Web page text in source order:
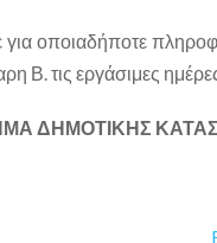
οποιαδήποτε
Β. τις εργάσιμες
ΔΗΜΟΤΙΚΗΣ